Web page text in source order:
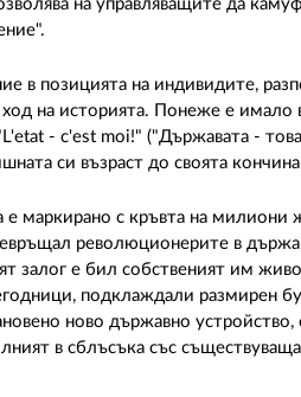
на управляващите да
в позицията на индивидите,
на историята. Понеже е имало
- c'est moi!" ("Държавата -
си възраст до своята
е маркирано с кръвта на
революционерите в
залог е бил собственият им
подклаждали размирен
ново държавно
в сблъсъка със